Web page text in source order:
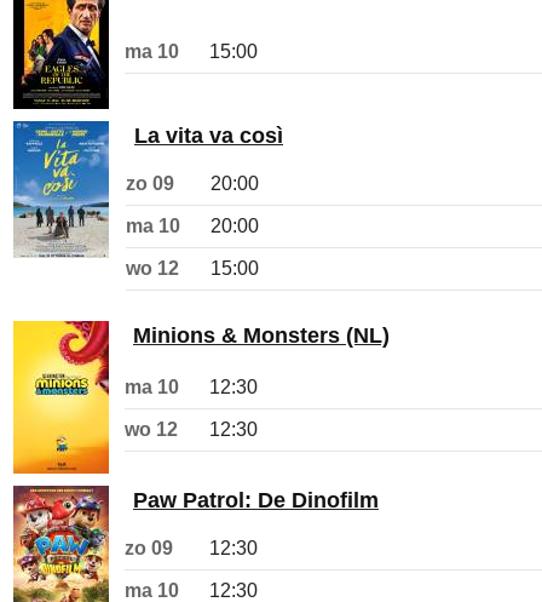
ma 10 15:00
La vita va così
zo 09 20:00
ma 10 20:00
wo 12 15:00
Minions & Monsters (NL)
ma 10 12:30
wo 12 12:30
Paw Patrol: De Dinofilm
zo 09 12:30
ma 10 12:30